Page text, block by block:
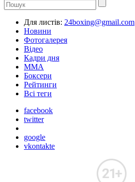
Для листів: 24boxing@gmail.com
Новини
Фотогалерея
Відео
Кадри дня
ММА
Боксери
Рейтинги
Всі теги
facebook
twitter
google
vkontakte